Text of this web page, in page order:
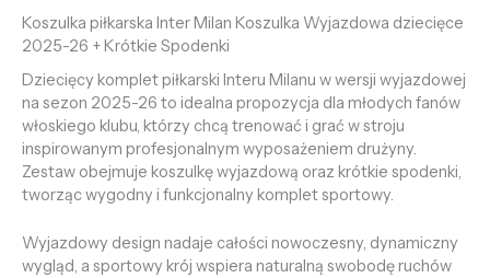
Koszulka piłkarska Inter Milan Koszulka Wyjazdowa dziecięce
2025-26 + Krótkie Spodenki
Dziecięcy komplet piłkarski Interu Milanu w wersji wyjazdowej
na sezon 2025-26 to idealna propozycja dla młodych fanów
włoskiego klubu, którzy chcą trenować i grać w stroju
inspirowanym profesjonalnym wyposażeniem drużyny.
Zestaw obejmuje koszulkę wyjazdową oraz krótkie spodenki,
tworząc wygodny i funkcjonalny komplet sportowy.
Wyjazdowy design nadaje całości nowoczesny, dynamiczny
wygląd, a sportowy krój wspiera naturalną swobodę ruchów